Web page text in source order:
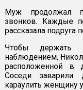
Муж продолжал
звонков. Каждые
рассказала подруга
Чтобы держать
наблюдением,
расположенной в
Соседи заварили
караулить женщину